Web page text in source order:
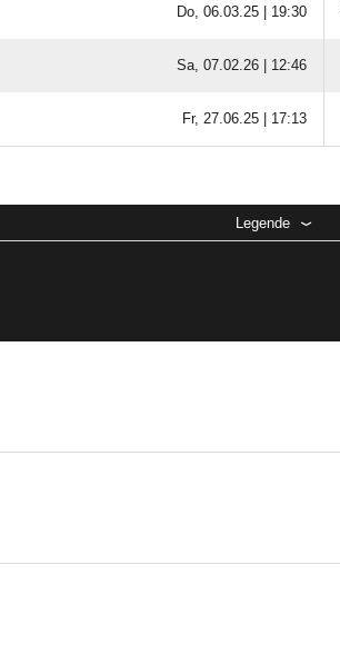
Do, 06.03.25 | 19:30
Sa, 07.02.26 | 12:46
Fr, 27.06.25 | 17:13
Legende